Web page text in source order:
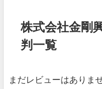
株式会社金剛
判一覧
まだレビューはありま